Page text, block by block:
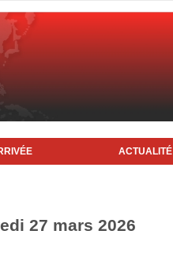
ACTUALITÉ
27 mars 2026